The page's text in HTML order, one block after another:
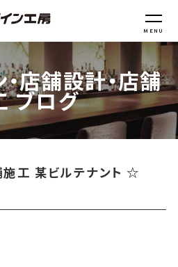
MENU
店舗設計・店舗
ブログ
工 某ビルテナント ☆